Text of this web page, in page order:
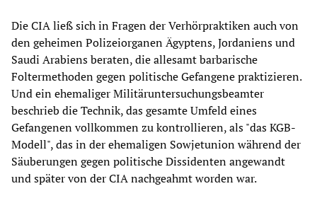
Die CIA ließ sich in Fragen der Verhörpraktiken auch von
den geheimen Polizeiorganen Ägyptens, Jordaniens und
Saudi Arabiens beraten, die allesamt barbarische
Foltermethoden gegen politische Gefangene praktizieren.
Und ein ehemaliger Militäruntersuchungsbeamter
beschrieb die Technik, das gesamte Umfeld eines
Gefangenen vollkommen zu kontrollieren, als "das KGB-
Modell", das in der ehemaligen Sowjetunion während der
Säuberungen gegen politische Dissidenten angewandt
und später von der CIA nachgeahmt worden war.